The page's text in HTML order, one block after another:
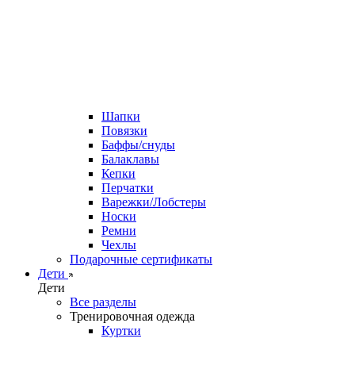
Шапки
Повязки
Баффы/снуды
Балаклавы
Кепки
Перчатки
Варежки/Лобстеры
Носки
Ремни
Чехлы
Подарочные сертификаты
Дети
Дети
Все разделы
Тренировочная одежда
Куртки